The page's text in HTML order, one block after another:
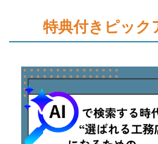
特典付きピック